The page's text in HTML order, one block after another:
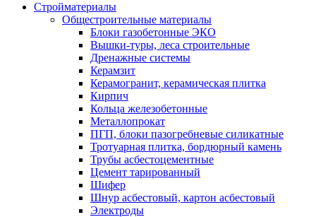
Стройматериалы
Oбщестроительные материалы
Блоки газобетонные ЭКО
Вышки-туры, леса строительные
Дренажные системы
Керамзит
Керамогранит, керамическая плитка
Кирпич
Кольца железобетонные
Металлопрокат
ПГП, блоки пазогребневые силикатные
Тротуарная плитка, бордюрный камень
Трубы асбестоцементные
Цемент тарированный
Шифер
Шнур асбестовый, картон асбестовый
Электроды